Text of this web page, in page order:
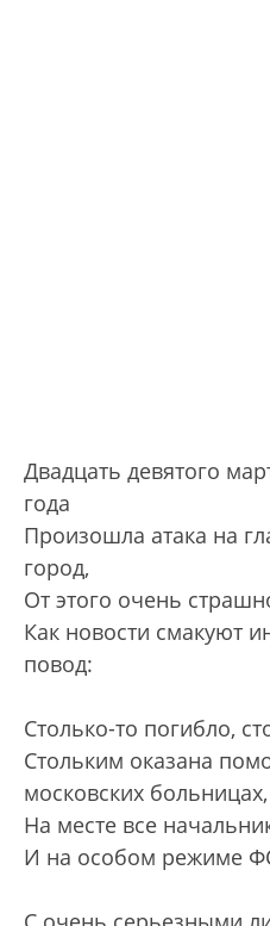
Двадцать девятого
года
Произошла атака на
город,
От этого очень
Как новости смакуют
повод:
Столько-то погибло,
Стольким оказана
московских больницах,
На месте все
И на особом режиме